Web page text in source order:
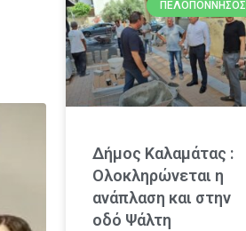
ΠΕΛΟΠΌΝΝΗΣΟΣ
Δήμος Καλαμάτας :
Ολοκληρώνεται η
ανάπλαση και στην
οδό Ψάλτη